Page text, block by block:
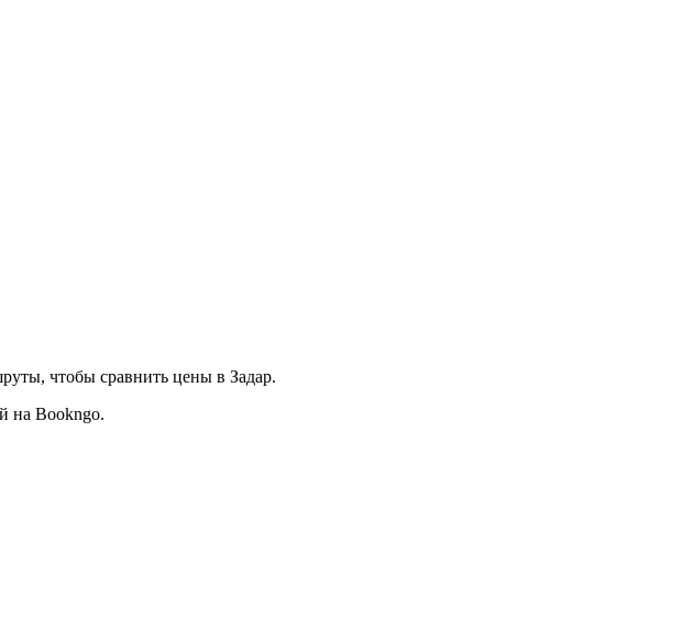
чтобы сравнить цены в Задар.
на Bookngo.